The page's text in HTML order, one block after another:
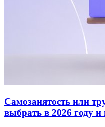
Самозанятость или
выбрать в 2026 году